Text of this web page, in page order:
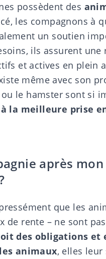
possèdent des
les compagnons à
un soutien
ils assurent
et actives en plein
même avec son
le hamster sont si
à la meilleure prise
après mon
que les
de rente – ne sont
des obligations
animaux, elles